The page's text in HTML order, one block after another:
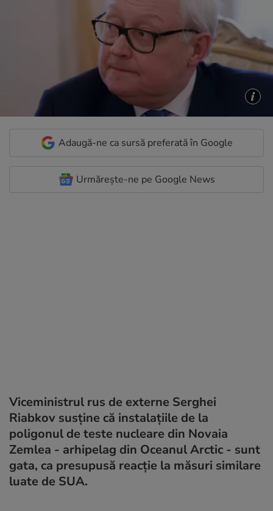
Adaugă-ne ca sursă preferată în Google
Urmărește-ne pe Google News
Viceministrul rus de externe Serghei
Riabkov susține că instalațiile de la
poligonul de teste nucleare din Novaia
Zemlea - arhipelag din Oceanul Arctic - sunt
gata, ca presupusă reacţie la măsuri similare
luate de SUA.